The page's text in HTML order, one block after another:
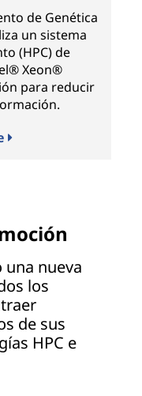
de Genética
un sistema
(HPC) de
Xeon®
para reducir
una nueva
los
de sus
HPC e